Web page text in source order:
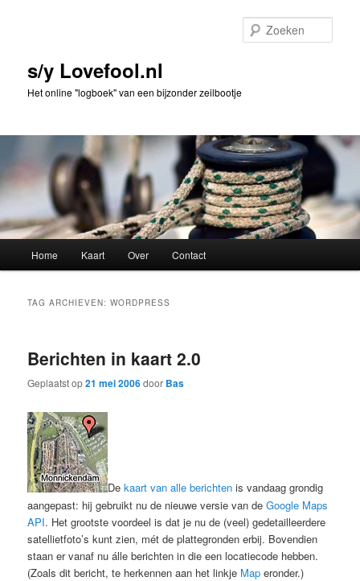
inhoud
inhouds/y Lovefool.nl
Het online "logboek" van een bijzonder zeilbootje
Home Kaart Over Contact
TAG ARCHIEVEN:WORDPRESS
Berichten in kaart 2.0
Geplaatst op21 mei 2006door Bas
Dekaart van alle berichten is vandaag grondig
aangepast: hij gebruikt nu de nieuwe versie van deGoogle Maps
API. Het grootste voordeel is dat je nu de (veel) gedetailleerdere
satellietfoto’s kunt zien, mét de plattegronden erbij. Bovendien
staan er vanaf nu álle berichten in die een locatiecode hebben.
(Zoals dit bericht, te herkennen aan het linkje Map eronder.)